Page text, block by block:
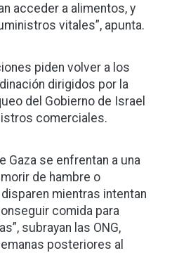
acceder a alimentos, y
vitales”, apunta.
piden volver a los
dirigidos por la
del Gobierno de Israel
comerciales.
Gaza se enfrentan a una
de hambre o
mientras intentan
comida para
subrayan las ONG,
posteriores al